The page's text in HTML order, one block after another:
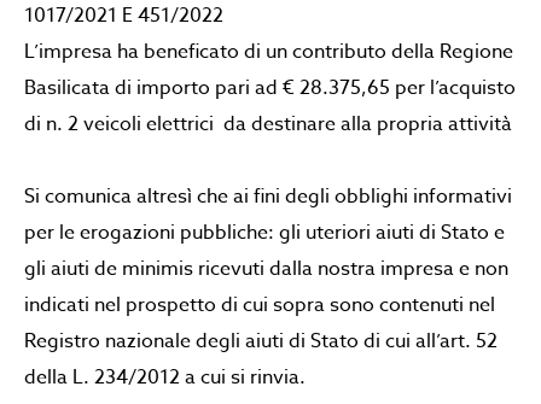
1017/2021 E 451/2022
L’impresa ha beneficato di un contributo della Regione
Basilicata di importo pari ad € 28.375,65 per l’acquisto
di n. 2 veicoli elettrici da destinare alla propria attività
Si comunica altresì che ai fini degli obblighi informativi
per le erogazioni pubbliche: gli uteriori aiuti di Stato e
gli aiuti de minimis ricevuti dalla nostra impresa e non
indicati nel prospetto di cui sopra sono contenuti nel
Registro nazionale degli aiuti di Stato di cui all’art. 52
della L. 234/2012 a cui si rinvia.